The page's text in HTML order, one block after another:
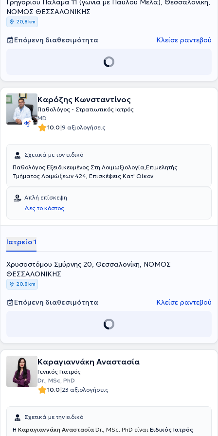
Γρηγορίου Παλαμά 11 (γωνία με Παύλου Μελά), Θεσσαλονίκη,
ΝΟΜΟΣ ΘΕΣΣΑΛΟΝΙΚΗΣ
20,8 km
Επόμενη διαθεσιμότητα Κλείσε ραντεβού
Καρόζης Κωνσταντίνος
Παθολόγος - Στρατιωτικός Ιατρός
MD
10.0|9 αξιολογήσεις
Σχετικά με τον ειδικό
Παθολόγος Εξειδικευμένος Στη Λοιμωξιολογία,Επιμελητής
Τμήματος Λοιμώξεων 424, Επισκέψεις Κατ' Οίκον
Απλή επίσκεψη
Δες το κόστος
Ιατρείο 1
Χρυσοστόμου Σμύρνης 20, Θεσσαλονίκη, ΝΟΜΟΣ
ΘΕΣΣΑΛΟΝΙΚΗΣ
20,8 km
Επόμενη διαθεσιμότητα Κλείσε ραντεβού
Καραγιαννάκη Αναστασία
Γενικός Γιατρός
Dr., MSc, PhD
10.0|23 αξιολογήσεις
Σχετικά με την ειδικό
Η Καραγιαννάκη Αναστασία Dr., MSc, PhD είναι Ειδικός Ιατρός